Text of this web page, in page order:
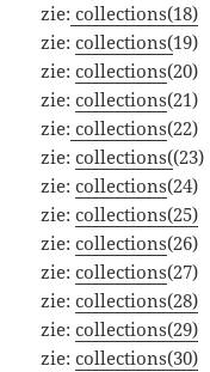
zie: collections(18)
zie:collections(19)
zie:collections(20)
zie:collections(21)
zie: collections(22)
zie:collections((23)
zie:collections(24)
zie:collections(25)
zie:collections(26)
zie:collections(27)
zie:collections(28)
zie:collections(29)
zie:collections(30)